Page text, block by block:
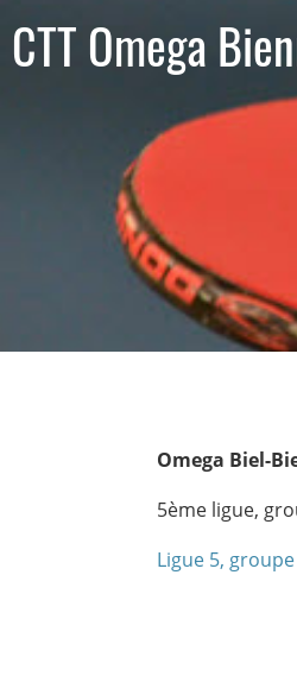
CTT Omega
Omega Biel-
5ème ligue,
Ligue 5,